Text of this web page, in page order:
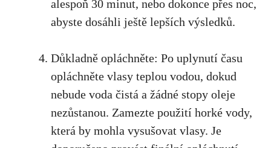
alespoň 30 minut, nebo dokonce přes noc,
abyste dosáhli ještě lepších výsledků.
Důkladně opláchněte: Po uplynutí času
opláchněte vlasy teplou vodou, dokud
nebude voda čistá a žádné stopy oleje
nezůstanou. Zamezte použití horké vody,
která by mohla vysušovat vlasy. Je